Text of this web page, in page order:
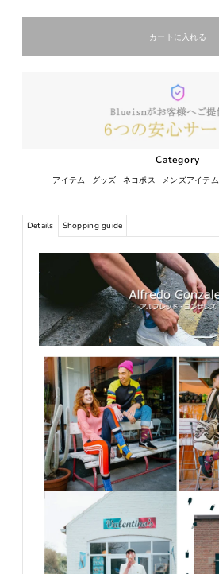
Category
アイテム グッズ ネコポス メンズアイテム
Details Shopping guide